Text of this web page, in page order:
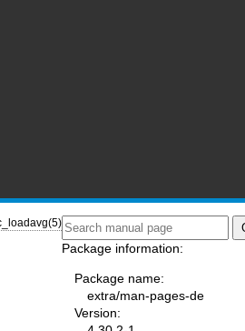
Package information:
Package name:
extra/man-pages-de
Version: